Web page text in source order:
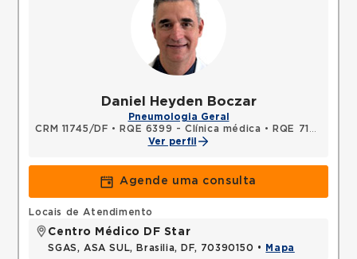
Daniel Heyden Boczar
Pneumologia Geral
CRM 11745/DF • RQE 6399 - Clínica médica •
RQE 7127 - Pneumologia
Ver perfil
Agende uma consulta
Locais de Atendimento
Centro Médico DF Star
SGAS, ASA SUL, Brasilia, DF, 70390150 • Mapa